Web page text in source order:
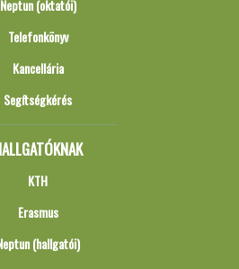
Neptun (oktatói)
Telefonkönyv
Kancellária
Segítségkérés
KTH
Erasmus
(hallgatói)